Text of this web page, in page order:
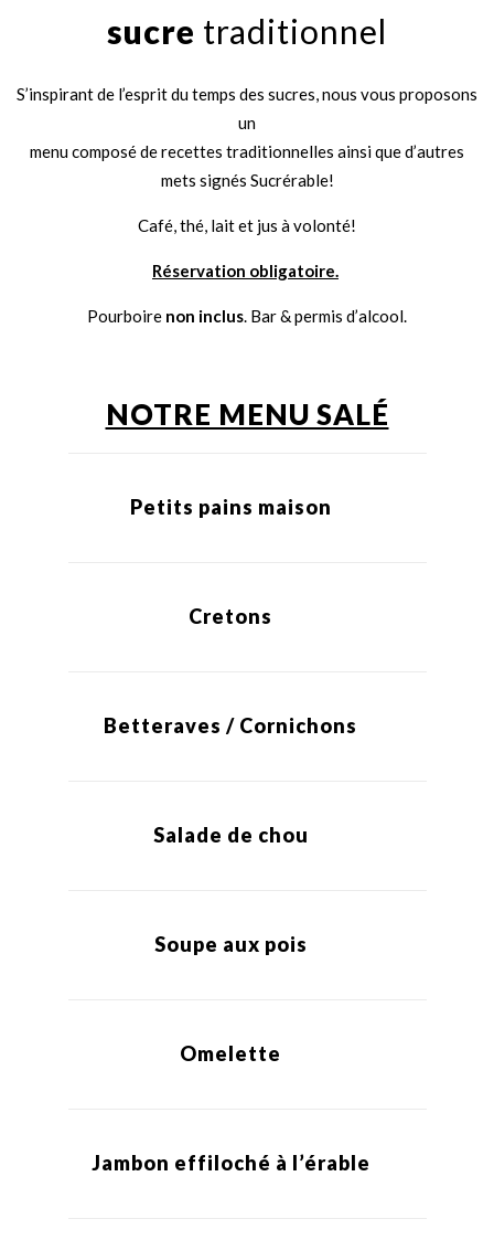
sucre traditionnel
S’inspirant de l’esprit du temps des sucres, nous vous proposons
un
menu composé de recettes traditionnelles ainsi que d’autres
mets signés Sucrérable!
Café, thé, lait et jus à volonté!
Réservation obligatoire.
Pourboire non inclus. Bar & permis d’alcool.
NOTRE MENU SALÉ
Petits pains maison
Cretons
Betteraves / Cornichons
Salade de chou
Soupe aux pois
Omelette
Jambon effiloché à l’érable